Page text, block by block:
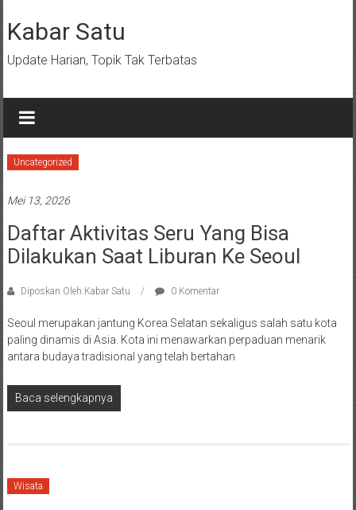
ke
konten
Kabar Satu
Update Harian, Topik Tak Terbatas
Uncategorized
Mei 13, 2026
Daftar Aktivitas Seru Yang Bisa
Dilakukan Saat Liburan Ke Seoul
Diposkan Oleh:Kabar Satu 0 Komentar
Seoul merupakan jantung Korea Selatan sekaligus salah satu kota
paling dinamis di Asia. Kota ini menawarkan perpaduan menarik
antara budaya tradisional yang telah bertahan
Baca selengkapnya
Wisata